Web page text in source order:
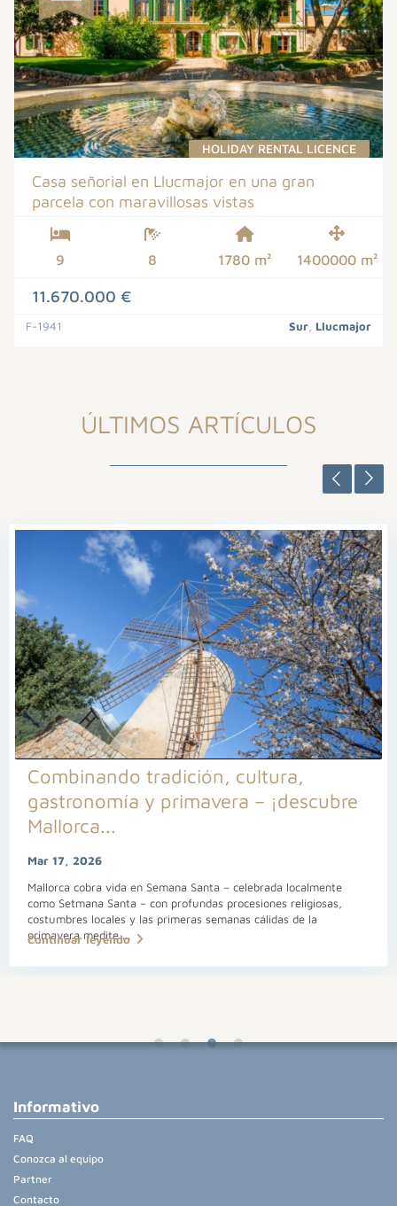
HOLIDAY RENTAL LICENCE
Casa señorial en Llucmajor en una gran
parcela con maravillosas vistas
9 8 1780 m² 1400000 m²
11.670.000 €
F-1941 Sur Llucmajor
ÚLTIMOS ARTÍCULOS
Combinando tradición, cultura,
gastronomía y primavera – ¡descubre
Mallorca...
Mar 17, 2026
Mallorca cobra vida en Semana Santa – celebrada localmente
como Setmana Santa – con profundas procesiones religiosas,
costumbres locales y las primeras semanas cálidas de la
primavera medite...
Continuar leyendo
Informativo
FAQ
Conozca al equipo
Partner
Contacto